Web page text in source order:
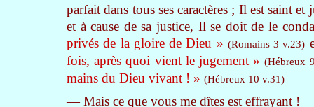
parfait dans tous ses caractères ; Il est saint
et à cause de sa justice, Il se doit de le
privés de la gloire de Dieu » (Romains 3 v.23)
fois, après quoi vient le jugement » (Hébreux
mains du Dieu vivant ! » (Hébreux 10 v.31)
— Mais ce que vous me dîtes est effrayant !